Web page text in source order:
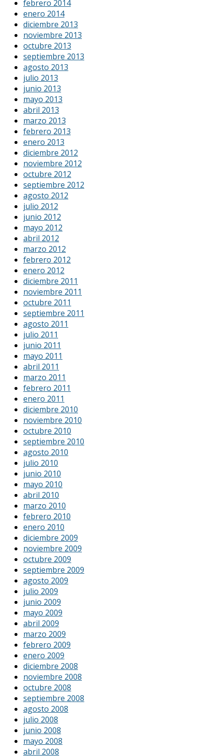
febrero 2014
enero 2014
diciembre 2013
noviembre 2013
octubre 2013
septiembre 2013
agosto 2013
julio 2013
junio 2013
mayo 2013
abril 2013
marzo 2013
febrero 2013
enero 2013
diciembre 2012
noviembre 2012
octubre 2012
septiembre 2012
agosto 2012
julio 2012
junio 2012
mayo 2012
abril 2012
marzo 2012
febrero 2012
enero 2012
diciembre 2011
noviembre 2011
octubre 2011
septiembre 2011
agosto 2011
julio 2011
junio 2011
mayo 2011
abril 2011
marzo 2011
febrero 2011
enero 2011
diciembre 2010
noviembre 2010
octubre 2010
septiembre 2010
agosto 2010
julio 2010
junio 2010
mayo 2010
abril 2010
marzo 2010
febrero 2010
enero 2010
diciembre 2009
noviembre 2009
octubre 2009
septiembre 2009
agosto 2009
julio 2009
junio 2009
mayo 2009
abril 2009
marzo 2009
febrero 2009
enero 2009
diciembre 2008
noviembre 2008
octubre 2008
septiembre 2008
agosto 2008
julio 2008
junio 2008
mayo 2008
abril 2008